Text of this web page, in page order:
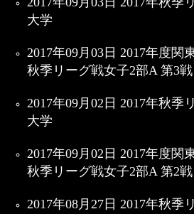
大学
2017年09月03日 2017年度関
秋季リーグ戦女子2部A 第3
2017年09月02日 2017年秋季
大学
2017年09月02日 2017年度関
秋季リーグ戦女子2部A 第2
2017年08月27日 2017年秋季